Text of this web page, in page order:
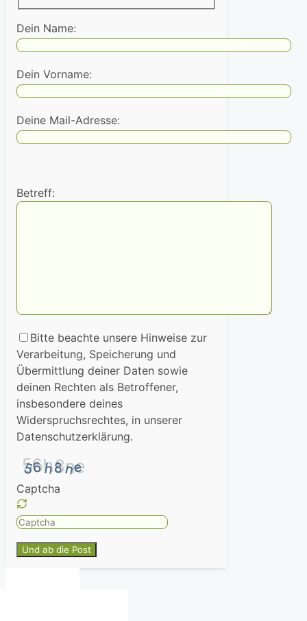
Dein Name:
Dein Vorname:
Deine Mail-Adresse:
Betreff:
Bitte beachte unsere Hinweise zur
Verarbeitung, Speicherung und
Übermittlung deiner Daten sowie
deinen Rechten als Betroffener,
insbesondere deines
Widerspruchsrechtes, in unserer
Datenschutzerklärung.
Captcha
Please
the